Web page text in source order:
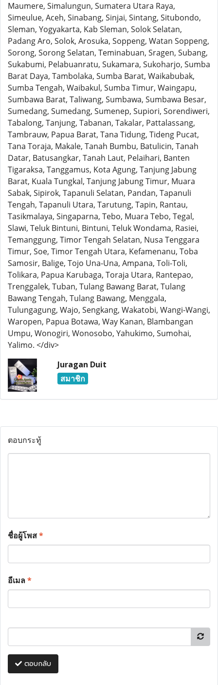
Maumere, Simalungun, Sumatera Utara Raya,
Simeulue, Aceh, Sinabang, Sinjai, Sintang, Situbondo,
Sleman, Yogyakarta, Kab Sleman, Solok Selatan,
Padang Aro, Solok, Arosuka, Soppeng, Watan Soppeng,
Sorong, Sorong Selatan, Teminabuan, Sragen, Subang,
Sukabumi, Pelabuanratu, Sukamara, Sukoharjo, Sumba
Barat Daya, Tambolaka, Sumba Barat, Waikabubak,
Sumba Tengah, Waibakul, Sumba Timur, Waingapu,
Sumbawa Barat, Taliwang, Sumbawa, Sumbawa Besar,
Sumedang, Sumedang, Sumenep, Supiori, Sorendiweri,
Tabalong, Tanjung, Tabanan, Takalar, Pattalassang,
Tambrauw, Papua Barat, Tana Tidung, Tideng Pucat,
Tana Toraja, Makale, Tanah Bumbu, Batulicin, Tanah
Datar, Batusangkar, Tanah Laut, Pelaihari, Banten
Tigaraksa, Tanggamus, Kota Agung, Tanjung Jabung
Barat, Kuala Tungkal, Tanjung Jabung Timur, Muara
Sabak, Sipirok, Tapanuli Selatan, Pandan, Tapanuli
Tengah, Tapanuli Utara, Tarutung, Tapin, Rantau,
Tasikmalaya, Singaparna, Tebo, Muara Tebo, Tegal,
Slawi, Teluk Bintuni, Bintuni, Teluk Wondama, Rasiei,
Temanggung, Timor Tengah Selatan, Nusa Tenggara
Timur, Soe, Timor Tengah Utara, Kefamenanu, Toba
Samosir, Balige, Tojo Una-Una, Ampana, Toli-Toli,
Tolikara, Papua Karubaga, Toraja Utara, Rantepao,
Trenggalek, Tuban, Tulang Bawang Barat, Tulang
Bawang Tengah, Tulang Bawang, Menggala,
Tulungagung, Wajo, Sengkang, Wakatobi, Wangi-Wangi,
Waropen, Papua Botawa, Way Kanan, Blambangan
Umpu, Wonogiri, Wonosobo, Yahukimo, Sumohai,
Yalimo. </div>
Juragan Duit
สมาชิก
ตอบกระทู้
ชื่อผู้โพส*
อีเมล*
ตอบกลับ